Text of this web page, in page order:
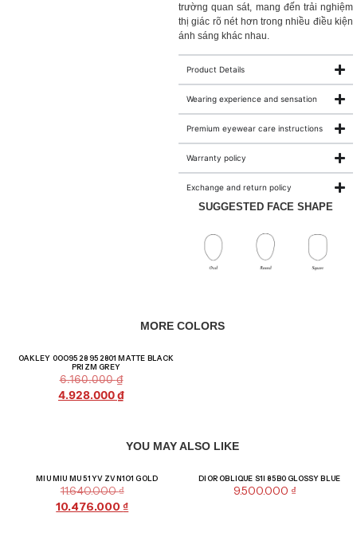
trường quan sát, mang đến trải nghiệm
thị giác rõ nét hơn trong nhiều điều kiện
ánh sáng khác nhau.
Product Details
Wearing experience and sensation
Premium eyewear care instructions
Warranty policy
Exchange and return policy
SUGGESTED FACE SHAPE
MORE COLORS
OAKLEY 0OO9528 952801 MATTE BLACK
PRIZM GREY
6.160.000₫
4.928.000₫
YOU MAY ALSO LIKE
MIU MIU MU 51YV ZVN1O1 GOLD
11.640.000₫
10.476.000₫
DIOR OBLIQUE S1I 85B0 GLOSSY BLUE
9.500.000 ₫